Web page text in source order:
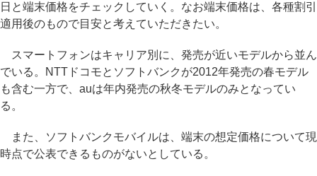
日と端末価格をチェックしていく。なお端末価格は、各種割引
適用後のもので目安と考えていただきたい。
スマートフォンはキャリア別に、発売が近いモデルから並ん
でいる。NTTドコモとソフトバンクが2012年発売の春モデル
も含む一方で、auは年内発売の秋冬モデルのみとなってい
る。
また、ソフトバンクモバイルは、端末の想定価格について現
時点で公表できるものがないとしている。